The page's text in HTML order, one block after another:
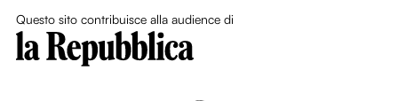
Questo sito contribuisce alla audience di